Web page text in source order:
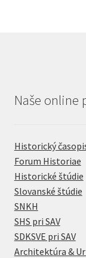
Naše online
Historický
Forum Historiae
Historické štúdie
Slovanské štúdie
SNKH
SHS pri SAV
SDKSVE pri SAV
Architektúra &